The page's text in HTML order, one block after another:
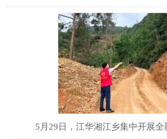
5月29日，江华湘江乡集中开展